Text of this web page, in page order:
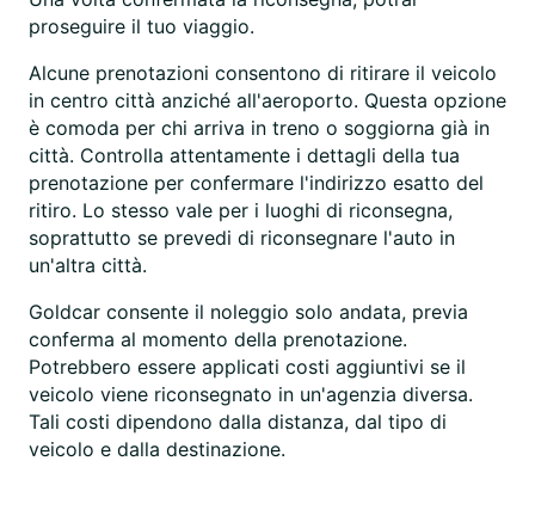
proseguire il tuo viaggio.
Alcune prenotazioni consentono di ritirare il veicolo
in centro città anziché all'aeroporto. Questa opzione
è comoda per chi arriva in treno o soggiorna già in
città. Controlla attentamente i dettagli della tua
prenotazione per confermare l'indirizzo esatto del
ritiro. Lo stesso vale per i luoghi di riconsegna,
soprattutto se prevedi di riconsegnare l'auto in
un'altra città.
Goldcar consente il noleggio solo andata, previa
conferma al momento della prenotazione.
Potrebbero essere applicati costi aggiuntivi se il
veicolo viene riconsegnato in un'agenzia diversa.
Tali costi dipendono dalla distanza, dal tipo di
veicolo e dalla destinazione.